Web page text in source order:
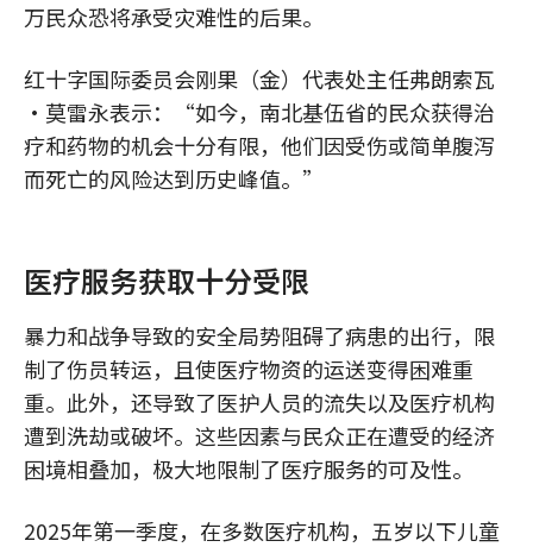
万民众恐将承受灾难性的后果。
红十字国际委员会刚果（金）代表处主任弗朗索瓦
·莫雷永表示：“如今，南北基伍省的民众获得治
疗和药物的机会十分有限，他们因受伤或简单腹泻
而死亡的风险达到历史峰值。”
医疗服务获取十分受限
暴力和战争导致的安全局势阻碍了病患的出行，限
制了伤员转运，且使医疗物资的运送变得困难重
重。此外，还导致了医护人员的流失以及医疗机构
遭到洗劫或破坏。这些因素与民众正在遭受的经济
困境相叠加，极大地限制了医疗服务的可及性。
2025年第一季度，在多数医疗机构，五岁以下儿童